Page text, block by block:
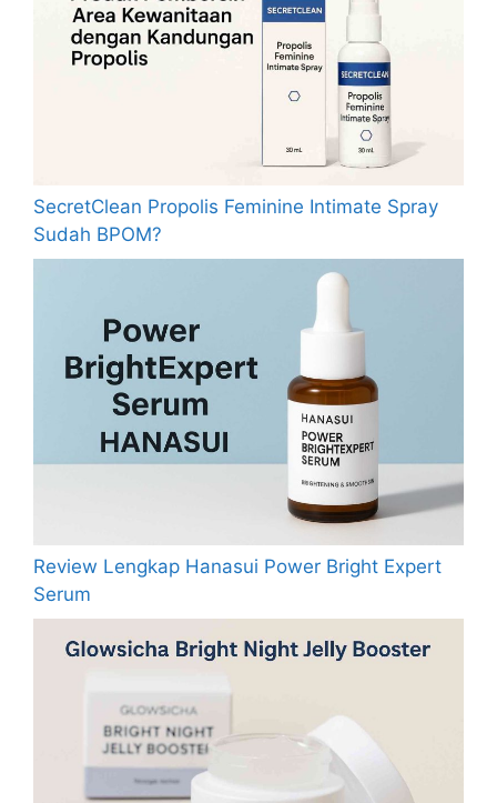
SecretClean Propolis Feminine Intimate Spray
Sudah BPOM?
Review Lengkap Hanasui Power Bright Expert
Serum